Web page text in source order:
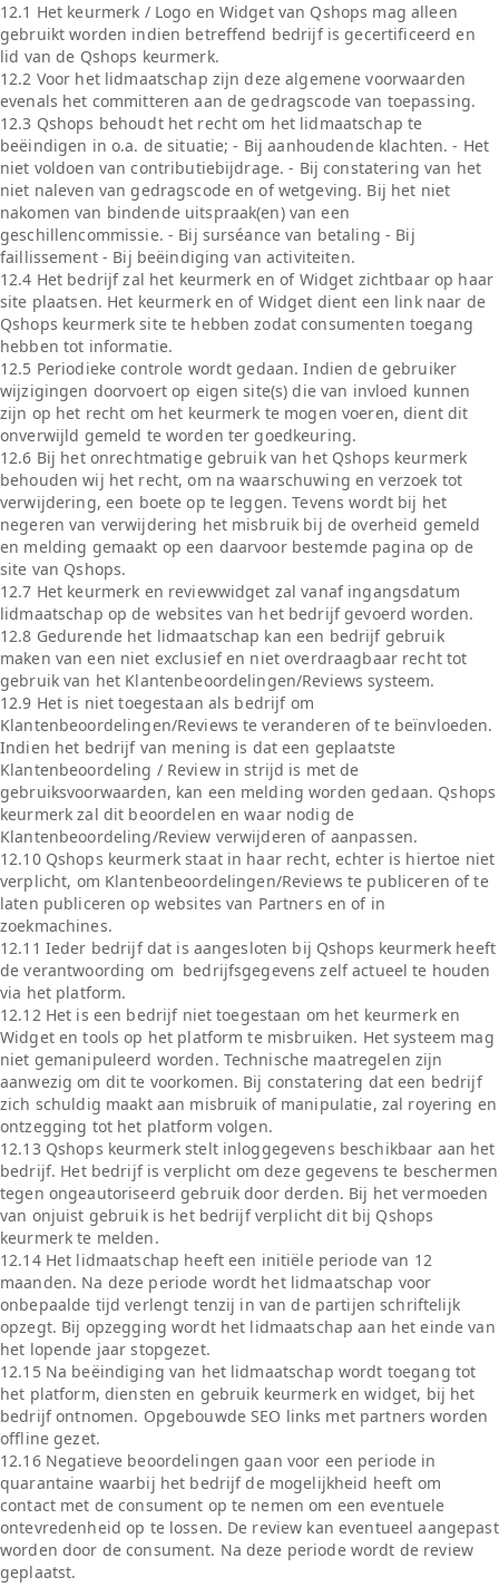
12.1 Het keurmerk / Logo en Widget van Qshops mag alleen
gebruikt worden indien betreffend bedrijf is gecertificeerd en
lid van de Qshops keurmerk.
12.2 Voor het lidmaatschap zijn deze algemene voorwaarden
evenals het committeren aan de gedragscode van toepassing.
12.3 Qshops behoudt het recht om het lidmaatschap te
beëindigen in o.a. de situatie; - Bij aanhoudende klachten. - Het
niet voldoen van contributiebijdrage. - Bij constatering van het
niet naleven van gedragscode en of wetgeving. Bij het niet
nakomen van bindende uitspraak(en) van een
geschillencommissie. - Bij surséance van betaling - Bij
faillissement - Bij beëindiging van activiteiten.
12.4 Het bedrijf zal het keurmerk en of Widget zichtbaar op haar
site plaatsen. Het keurmerk en of Widget dient een link naar de
Qshops keurmerk site te hebben zodat consumenten toegang
hebben tot informatie.
12.5 Periodieke controle wordt gedaan. Indien de gebruiker
wijzigingen doorvoert op eigen site(s) die van invloed kunnen
zijn op het recht om het keurmerk te mogen voeren, dient dit
onverwijld gemeld te worden ter goedkeuring.
12.6 Bij het onrechtmatige gebruik van het Qshops keurmerk
behouden wij het recht, om na waarschuwing en verzoek tot
verwijdering, een boete op te leggen. Tevens wordt bij het
negeren van verwijdering het misbruik bij de overheid gemeld
en melding gemaakt op een daarvoor bestemde pagina op de
site van Qshops.
12.7 Het keurmerk en reviewwidget zal vanaf ingangsdatum
lidmaatschap op de websites van het bedrijf gevoerd worden.
12.8 Gedurende het lidmaatschap kan een bedrijf gebruik
maken van een niet exclusief en niet overdraagbaar recht tot
gebruik van het Klantenbeoordelingen/Reviews systeem.
12.9 Het is niet toegestaan als bedrijf om
Klantenbeoordelingen/Reviews te veranderen of te beïnvloeden.
Indien het bedrijf van mening is dat een geplaatste
Klantenbeoordeling / Review in strijd is met de
gebruiksvoorwaarden, kan een melding worden gedaan. Qshops
keurmerk zal dit beoordelen en waar nodig de
Klantenbeoordeling/Review verwijderen of aanpassen.
12.10 Qshops keurmerk staat in haar recht, echter is hiertoe niet
verplicht, om Klantenbeoordelingen/Reviews te publiceren of te
laten publiceren op websites van Partners en of in
zoekmachines.
12.11 Ieder bedrijf dat is aangesloten bij Qshops keurmerk heeft
de verantwoording om bedrijfsgegevens zelf actueel te houden
via het platform.
12.12 Het is een bedrijf niet toegestaan om het keurmerk en
Widget en tools op het platform te misbruiken. Het systeem mag
niet gemanipuleerd worden. Technische maatregelen zijn
aanwezig om dit te voorkomen. Bij constatering dat een bedrijf
zich schuldig maakt aan misbruik of manipulatie, zal royering en
ontzegging tot het platform volgen.
12.13 Qshops keurmerk stelt inloggegevens beschikbaar aan het
bedrijf. Het bedrijf is verplicht om deze gegevens te beschermen
tegen ongeautoriseerd gebruik door derden. Bij het vermoeden
van onjuist gebruik is het bedrijf verplicht dit bij Qshops
keurmerk te melden.
12.14 Het lidmaatschap heeft een initiële periode van 12
maanden. Na deze periode wordt het lidmaatschap voor
onbepaalde tijd verlengt tenzij in van de partijen schriftelijk
opzegt. Bij opzegging wordt het lidmaatschap aan het einde van
het lopende jaar stopgezet.
12.15 Na beëindiging van het lidmaatschap wordt toegang tot
het platform, diensten en gebruik keurmerk en widget, bij het
bedrijf ontnomen. Opgebouwde SEO links met partners worden
offline gezet.
12.16 Negatieve beoordelingen gaan voor een periode in
quarantaine waarbij het bedrijf de mogelijkheid heeft om
contact met de consument op te nemen om een eventuele
ontevredenheid op te lossen. De review kan eventueel aangepast
worden door de consument. Na deze periode wordt de review
geplaatst.